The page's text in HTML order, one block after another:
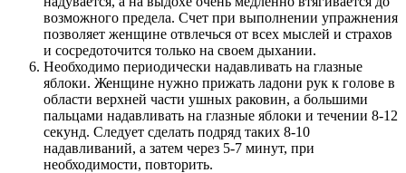
возможного предела. Счет при выполнении упражнения
позволяет женщине отвлечься от всех мыслей и страхов
и сосредоточится только на своем дыхании.
Необходимо периодически надавливать на глазные
яблоки. Женщине нужно прижать ладони рук к голове в
области верхней части ушных раковин, а большими
пальцами надавливать на глазные яблоки и течении 8-12
секунд. Следует сделать подряд таких 8-10
надавливаний, а затем через 5-7 минут, при
необходимости, повторить.